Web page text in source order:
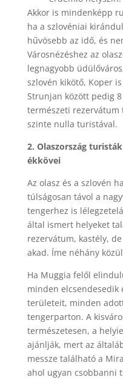
Akkor is mindenképp
ha a szlovéniai
hűvösebb az idő, és
Városnézéshez az
legnagyobb
szlovén kikötő, Koper
Strunjan között pedig
természeti rezervátum
szinte nulla turistával.
2. Olaszország
ékkövei
Az olasz és a szlovén
túlságosan távol a
tengerhez is
által ismert helyeket
rezervátum, kastély,
akad. Íme néhány
Ha Muggia felől
minden
területeit, minden
tengerparton. A
természetesen, a
ajánlják, mert az
messze található a
ahol ugyan csobbanni